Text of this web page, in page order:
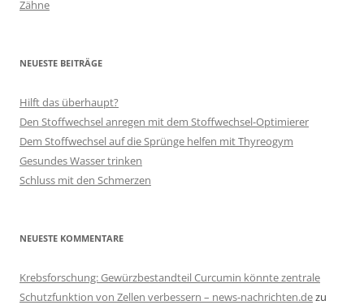
Zähne
NEUESTE BEITRÄGE
Hilft das überhaupt?
Den Stoffwechsel anregen mit dem Stoffwechsel-Optimierer
Dem Stoffwechsel auf die Sprünge helfen mit Thyreogym
Gesundes Wasser trinken
Schluss mit den Schmerzen
NEUESTE KOMMENTARE
Krebsforschung: Gewürzbestandteil Curcumin könnte zentrale
Schutzfunktion von Zellen verbessern – news-nachrichten.dezu